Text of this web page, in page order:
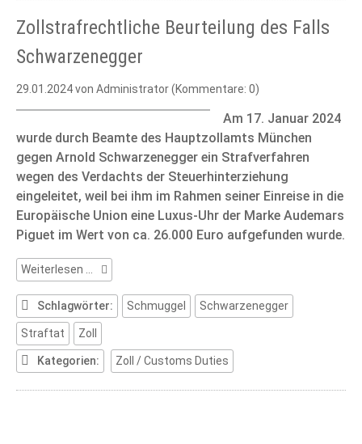
Zollstrafrechtliche Beurteilung des Falls
Schwarzenegger
29.01.2024von Administrator (Kommentare: 0)
Am 17. Januar 2024
wurde durch Beamte des Hauptzollamts München
gegen Arnold Schwarzenegger ein Strafverfahren
wegen des Verdachts der Steuerhinterziehung
eingeleitet, weil bei ihm im Rahmen seiner Einreise in die
Europäische Union eine Luxus-Uhr der Marke Audemars
Piguet im Wert von ca. 26.000 Euro aufgefunden wurde.
Weiterlesen …
Zollstrafrechtliche
Beurteilung
des
Falls
Schwarzenegger
Schlagwörter: Schmuggel Schwarzenegger
Straftat Zoll
Kategorien: Zoll / Customs Duties